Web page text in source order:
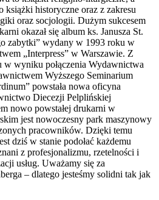
książki historyczne oraz z zakresu
oraz socjologii. Dużym sukcesem
okazał się album ks. Janusza St.
zabytki” wydany w 1993 roku w
„Interpress” w Warszawie. Z
w wyniku połączenia Wydawnictwa
Wyższego Seminarium
powstała nowa oficyna
Diecezji Pelplińskiej
nowo powstałej drukarni w
jest nowoczesny park maszynowy
pracowników. Dzięki temu
dziś w stanie podołać każdemu
z profesjonalizmu, rzetelności i
usług. Uważamy się za
– dlatego jesteśmy solidni tak jak